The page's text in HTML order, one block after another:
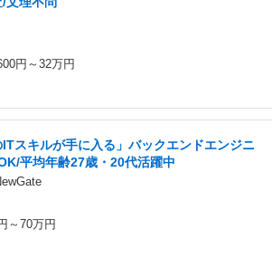
円～32万円
ITスキルが手に入る」バックエンドエンジニ
平均年齢27歳・20代活躍中
～70万円